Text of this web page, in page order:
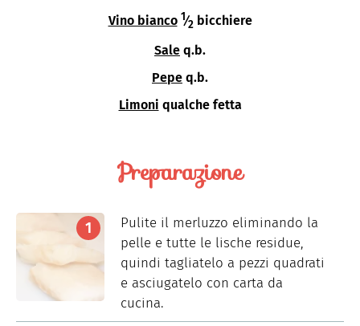
Vino bianco 1⁄2bicchiere
Sale q.b.
Pepe q.b.
Limoni qualche fetta
Preparazione
Pulite il merluzzo eliminando la
pelle e tutte le lische residue,
quindi tagliatelo a pezzi quadrati
e asciugatelo con carta da
cucina.